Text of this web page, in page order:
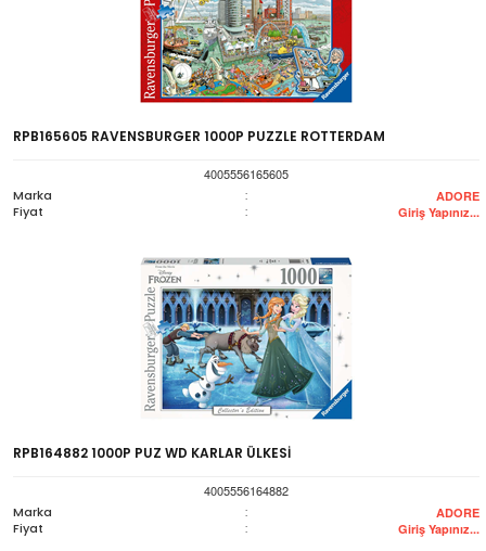
RPB165605 RAVENSBURGER 1000P PUZZLE ROTTERDAM
4005556165605
Marka
: ADORE
Fiyat : Giriş Yapınız...
RPB164882 1000P PUZ WD KARLAR ÜLKESİ
4005556164882
Marka
: ADORE
Fiyat : Giriş Yapınız...